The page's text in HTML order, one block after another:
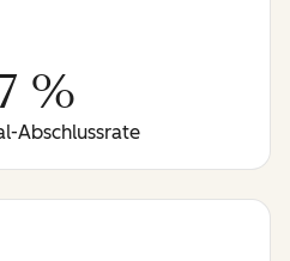
%
Abschlussrate